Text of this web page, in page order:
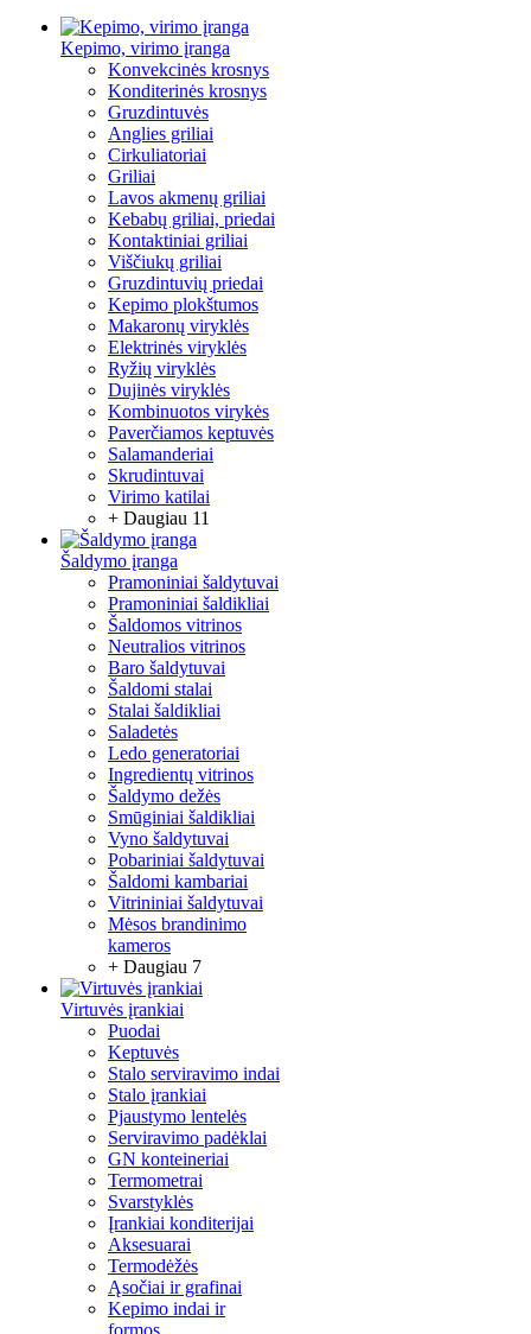
Kepimo, virimo įranga
Konvekcinės krosnys
Konditerinės krosnys
Gruzdintuvės
Anglies griliai
Cirkuliatoriai
Griliai
Lavos akmenų griliai
Kebabų griliai, priedai
Kontaktiniai griliai
Viščiukų griliai
Gruzdintuvių priedai
Kepimo plokštumos
Makaronų viryklės
Elektrinės viryklės
Ryžių viryklės
Dujinės viryklės
Kombinuotos virykės
Paverčiamos keptuvės
Salamanderiai
Skrudintuvai
Virimo katilai
+ Daugiau 11
Šaldymo įranga
Pramoniniai šaldytuvai
Pramoniniai šaldikliai
Šaldomos vitrinos
Neutralios vitrinos
Baro šaldytuvai
Šaldomi stalai
Stalai šaldikliai
Saladetės
Ledo generatoriai
Ingredientų vitrinos
Šaldymo dežės
Smūginiai šaldikliai
Vyno šaldytuvai
Pobariniai šaldytuvai
Šaldomi kambariai
Vitrininiai šaldytuvai
Mėsos brandinimo
kameros
+ Daugiau 7
Virtuvės įrankiai
Puodai
Keptuvės
Stalo serviravimo indai
Stalo įrankiai
Pjaustymo lentelės
Serviravimo padėklai
GN konteineriai
Termometrai
Svarstyklės
Įrankiai konditerijai
Aksesuarai
Termodėžės
Ąsočiai ir grafinai
Kepimo indai ir
formos